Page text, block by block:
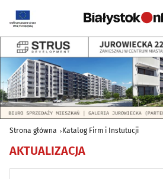
Strona główna Katalog Firm i Instutucji
AKTUALIZACJA